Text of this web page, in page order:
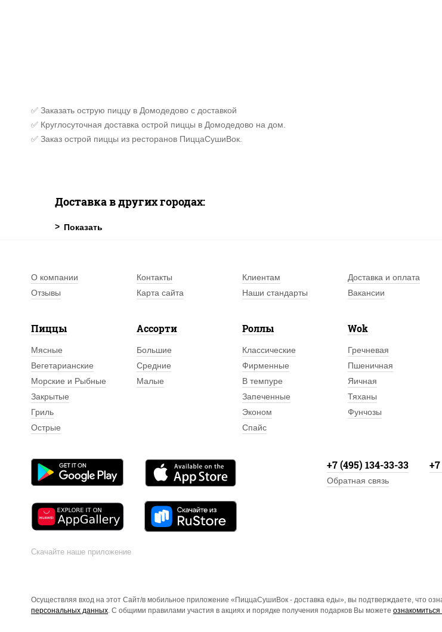
✅ Заказать острую пиццу в Домодедово с доставкой
✅ Круглосуточная доставка острой пиццы в Домодедово на дом.
✅ Заказ острой пиццы из ресторанов ПиццаСушиВок.
Доставка в других городах:
О компании Контакты Клиентам Доставка и оплата
Отзывы
Карта сайта Наши стандарты Вакансии
Пиццы
Мясные
Вегетарианские
Морские и Рыбные
Закрытые
Гриль
Острые
Ассорти
Большие
Средние
Малые
Роллы
Классические
Фирменные
В темпуре
Запеченные
Эконом
Спайс
Wok
Гречневая
Пшеничная
Яичная
Тяханы
Фунчозы
Скачайте наше приложение
+7 (495) 134-33-33
Обратная связь
Осуществляя вход на этот Сайт/в мобильное приложение «ПиццаСушиВок - доставка еды», вы подтверждаете, что
персональных данных. С общими правилами участия в акциях и порядке получения подарков Вы можете ознакомиться